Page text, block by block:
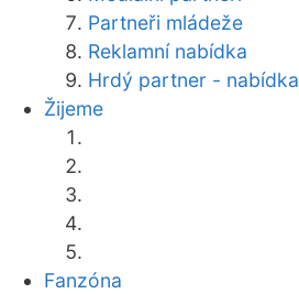
Partneři mládeže
Reklamní nabídka
Hrdý partner - nabídka
Žijeme
Fanzóna